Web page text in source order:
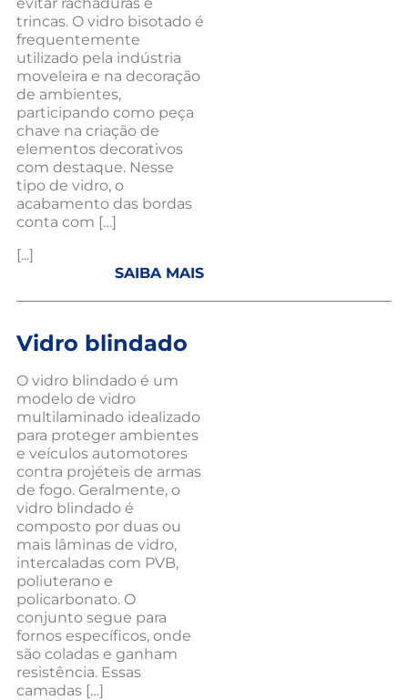
trincas. O vidro bisotado é
frequentemente
utilizado pela indústria
moveleira e na decoração
de ambientes,
participando como peça
chave na criação de
elementos decorativos
com destaque. Nesse
tipo de vidro, o
acabamento das bordas
conta com […]
[...]
SAIBA MAIS
Vidro blindado
O vidro blindado é um
modelo de vidro
multilaminado idealizado
para proteger ambientes
e veículos automotores
contra projéteis de armas
de fogo. Geralmente, o
vidro blindado é
composto por duas ou
mais lâminas de vidro,
intercaladas com PVB,
poliuterano e
policarbonato. O
conjunto segue para
fornos específicos, onde
são coladas e ganham
resistência. Essas
camadas […]